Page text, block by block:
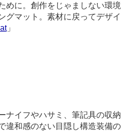
めに。創作をじゃましない環境
グマット。素材に戻ってデザイ
」
ナイフやハサミ、筆記具の収納
違和感のない目隠し構造装備の